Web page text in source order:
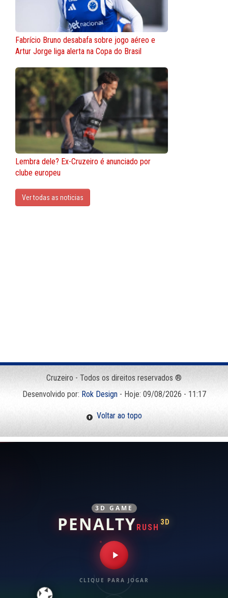
Fabrício Bruno desabafa sobre jogo aéreo e
Artur Jorge liga alerta na Copa do Brasil
Lembra dele? Ex-Cruzeiro é anunciado por
clube europeu
Ver todas as noticias
Cruzeiro - Todos os direitos reservados ®
Desenvolvido por: Rok Design- Hoje: 09/08/2026 - 11:17
Voltar ao topo
3D GAME
PENALTYRUSH
3D
CLIQUE PARA JOGAR